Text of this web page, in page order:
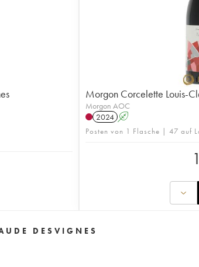
Morgon Corcelette Louis-
Morgon AOC
2024 A
Posten von 1 Flasche | 47 auf
DESVIGNES